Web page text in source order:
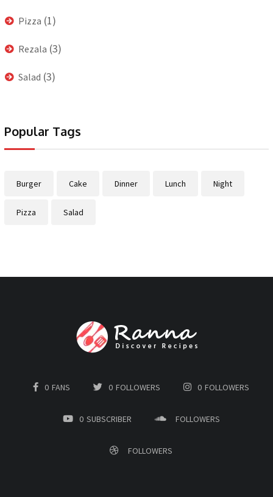
Pizza (1)
Rezala (3)
Salad (3)
Popular Tags
Burger Cake Dinner Lunch Night
Pizza Salad
0 FANS 0 FOLLOWERS 0 FOLLOWERS
0 SUBSCRIBER FOLLOWERS
FOLLOWERS